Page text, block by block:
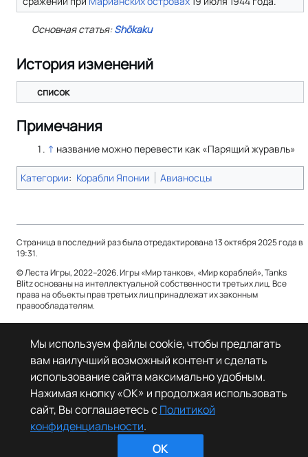
Основная статья:Shōkaku
История изменений
список
Примечания
↑ название можно перевести как «Парящий журавль»
Категории: Корабли Японии Авианосцы
Страница в последний раз была отредактирована 13 октября 2025 года в
19:31.
© Леста Игры, 2022–2026. Игры «Мир танков», «Мир кораблей», Tanks
Blitz основаны на интеллектуальной собственности третьих лиц. Все
права на объекты прав третьих лиц принадлежат их законным
правообладателям.
Отказ от ответственности
Мы используем файлы cookie, чтобы предлагать
вам наилучший возможный контент и сделать
использование сайта максимально удобным.
Нажимая кнопку «OK» и продолжая использовать
сайт, Вы соглашаетесь сПолитикой
конфиденциальности.
OK